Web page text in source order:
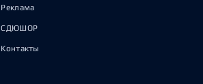
Реклама
СДЮШОР
Контакты